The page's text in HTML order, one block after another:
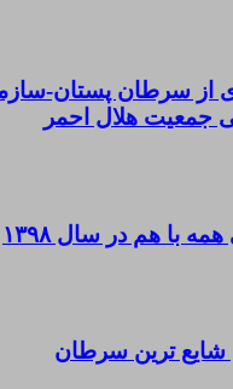
از سرطان پستان-
جمعیت هلال احمر
با هم در سال ۱۳۹۸
ترین سرطان